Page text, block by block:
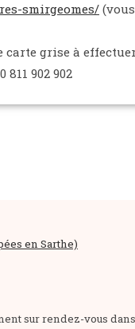
smirgeomes/
grise à
902 902
en Sarthe)
sur rendez-vous